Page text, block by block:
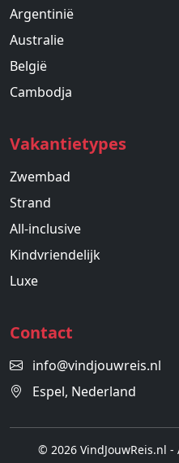
Argentinië
Australie
België
Cambodja
Vakantietypes
Zwembad
Strand
All-inclusive
Kindvriendelijk
Luxe
Contact
info@vindjouwreis.nl
Espel, Nederland
© 2026 VindJouwReis.nl